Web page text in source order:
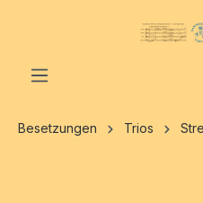
Besetzungen Trios